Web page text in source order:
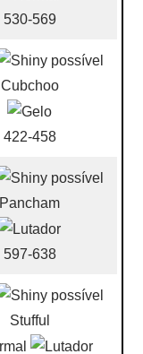
530-569
Cubchoo
422-458
Pancham
597-638
Stufful